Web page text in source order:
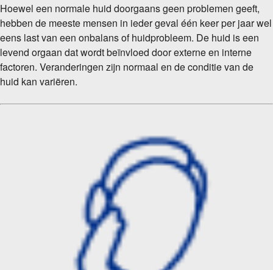
Hoewel een normale huid doorgaans geen problemen geeft,
hebben de meeste mensen in ieder geval één keer per jaar wel
eens last van een onbalans of huidprobleem. De huid is een
levend orgaan dat wordt beïnvloed door externe en interne
factoren. Veranderingen zijn normaal en de conditie van de
huid kan variëren.